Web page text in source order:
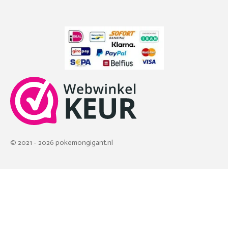
© 2021 - 2026 pokemongigant.nl